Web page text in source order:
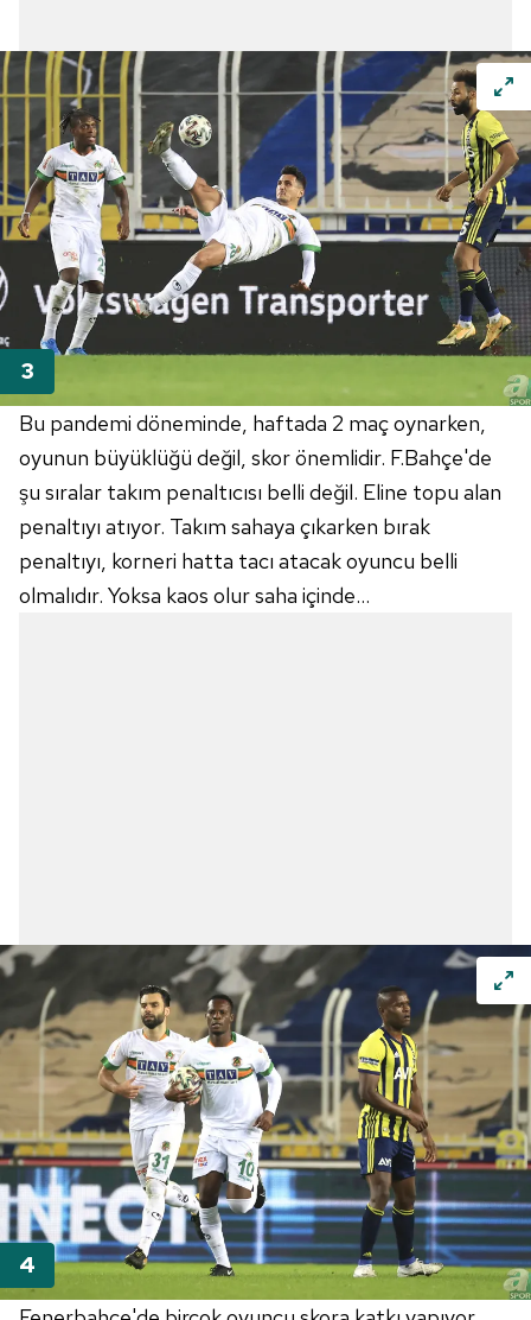
Bu pandemi döneminde, haftada 2 maç oynarken,
oyunun büyüklüğü değil, skor önemlidir. F.Bahçe'de
şu sıralar takım penaltıcısı belli değil. Eline topu alan
penaltıyı atıyor. Takım sahaya çıkarken bırak
penaltıyı, korneri hatta tacı atacak oyuncu belli
olmalıdır. Yoksa kaos olur saha içinde...